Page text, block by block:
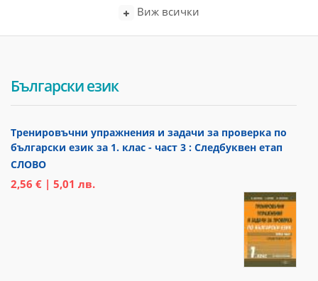
Виж всички
Български език
Тренировъчни упражнения и задачи за проверка по
български език за 1. клас - част 3 : Следбуквен етап
СЛОВО
2,56 € | 5,01 лв.